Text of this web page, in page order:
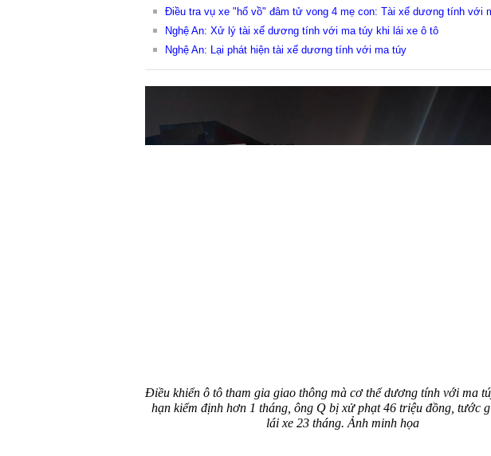
Điều tra vụ xe "hổ vồ" đâm tử vong 4 mẹ con: Tài xế dương tính với
Nghệ An: Xử lý tài xế dương tính với ma túy khi lái xe ô tô
Nghệ An: Lại phát hiện tài xế dương tính với ma túy
Điều khiển ô tô tham gia giao thông mà cơ thể dương tính với ma
hạn kiểm định hơn 1 tháng, ông Q bị xử phạt 46 triệu đồng, tước
lái xe 23 tháng. Ảnh minh họa